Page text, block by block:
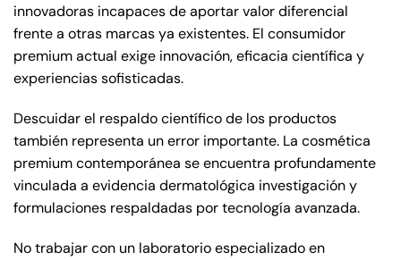
innovadoras incapaces de aportar valor diferencial
frente a otras marcas ya existentes. El consumidor
premium actual exige innovación, eficacia científica y
experiencias sofisticadas.
Descuidar el respaldo científico de los productos
también representa un error importante. La cosmética
premium contemporánea se encuentra profundamente
vinculada a evidencia dermatológica investigación y
formulaciones respaldadas por tecnología avanzada.
No trabajar con un laboratorio especializado en